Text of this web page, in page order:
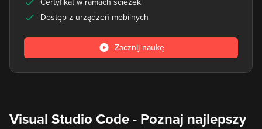
Visual Studio Code - Poznaj najlepszy
Certyfikat w ramach ścieżek
Dostęp z urządzeń mobilnych
Zacznij naukę